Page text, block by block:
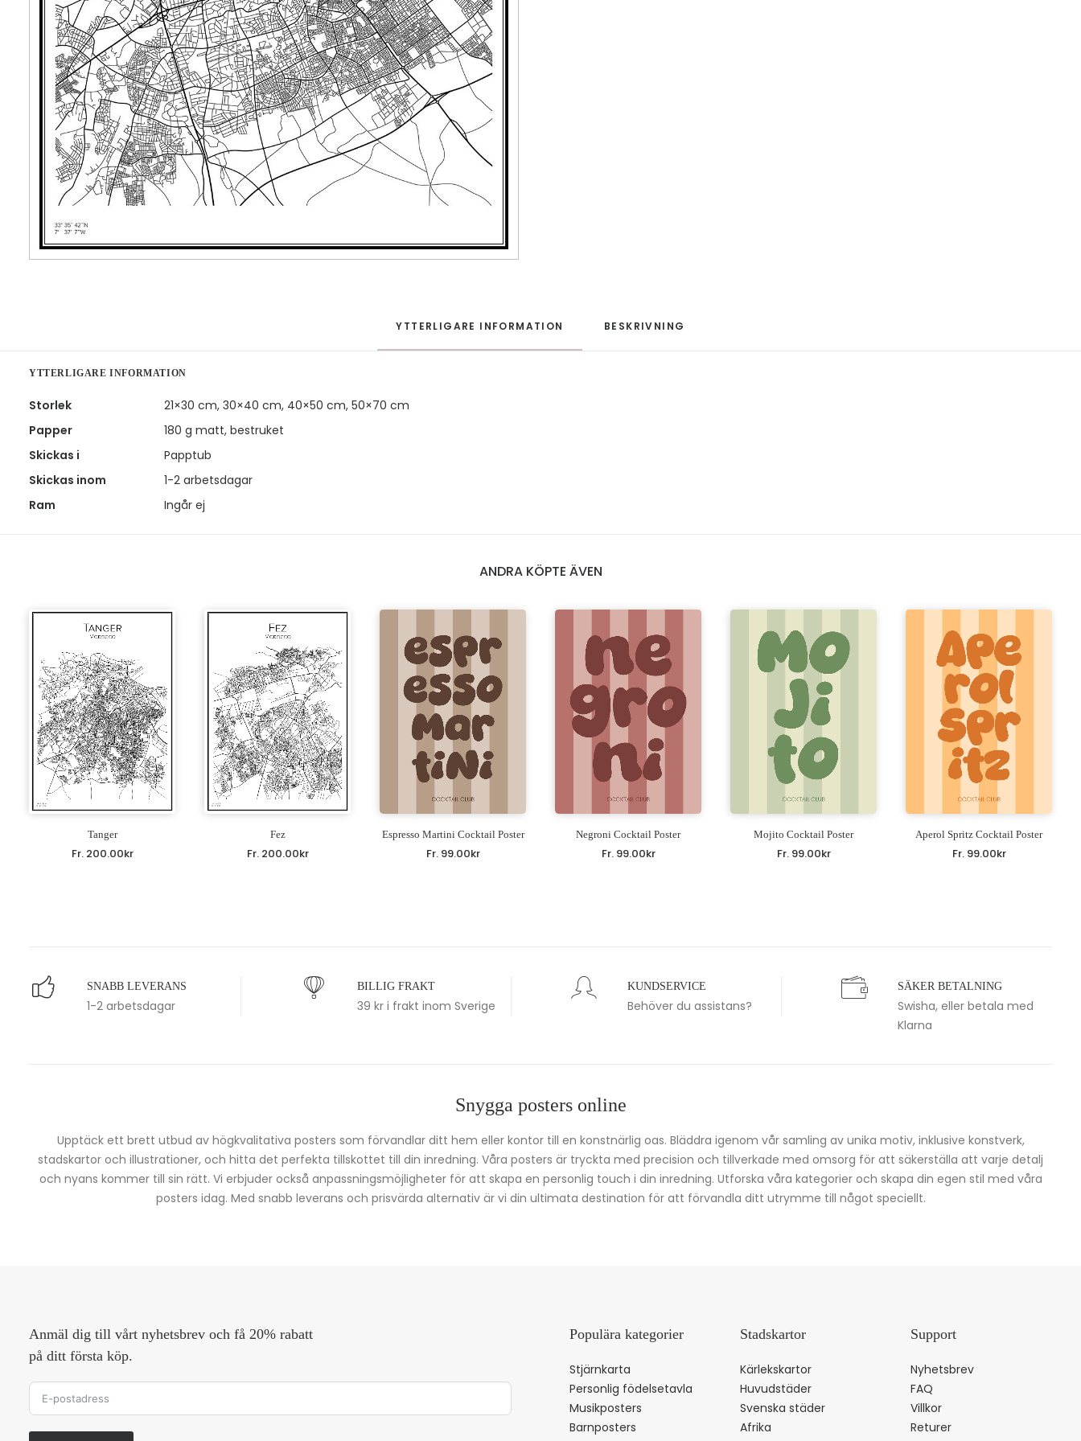
YTTERLIGARE INFORMATION BESKRIVNING
YTTERLIGARE INFORMATION
Storlek
21×30 cm, 30×40 cm, 40×50 cm, 50×70 cm
Papper
180 g matt, bestruket
Skickas i
Papptub
Skickas inom
1-2 arbetsdagar
Ram
Ingår ej
ANDRA KÖPTE ÄVEN
Tanger
Fr. 200.00kr
Fez
Fr. 200.00kr
Espresso Martini Cocktail Poster
Fr. 99.00kr
Negroni Cocktail Poster
Fr. 99.00kr
Mojito Cocktail Poster
Fr. 99.00kr
Aperol Spritz Cocktail Poster
Fr. 99.00kr
SNABB LEVERANS
1-2 arbetsdagar
BILLIG FRAKT
39 kr i frakt inom Sverige
KUNDSERVICE
Behöver du assistans?
SÄKER BETALNING
Swisha, eller betala med
Klarna
Snygga posters online
Upptäck ett brett utbud av högkvalitativa posters som förvandlar ditt hem eller kontor till en konstnärlig oas. Bläddra igenom vår samling av unika motiv, inklusive konstverk,
stadskartor och illustrationer, och hitta det perfekta tillskottet till din inredning. Våra posters är tryckta med precision och tillverkade med omsorg för att säkerställa att varje detalj
och nyans kommer till sin rätt. Vi erbjuder också anpassningsmöjligheter för att skapa en personlig touch i din inredning. Utforska våra kategorier och skapa din egen stil med våra
posters idag. Med snabb leverans och prisvärda alternativ är vi din ultimata destination för att förvandla ditt utrymme till något speciellt.
Anmäl dig till vårt nyhetsbrev och få 20% rabatt
på ditt första köp.
Populära kategorier
Stjärnkarta
Personlig födelsetavla
Musikposters
Barnposters
Stadskartor
Kärlekskartor
Huvudstäder
Svenska städer
Afrika
Support
Nyhetsbrev
FAQ
Villkor
Returer